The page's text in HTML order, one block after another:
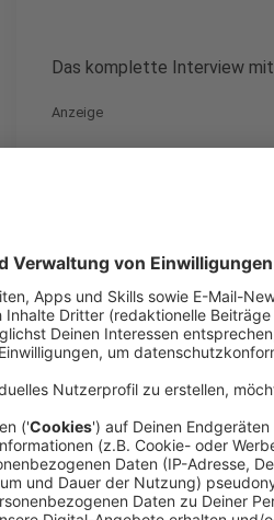
Das komplette Interview mit
Anzeige
Prof.
Anzeige
Besonders
Anzeige